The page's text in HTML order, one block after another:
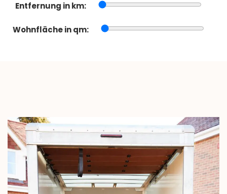
Entfernung in km:
Wohnfläche in qm: